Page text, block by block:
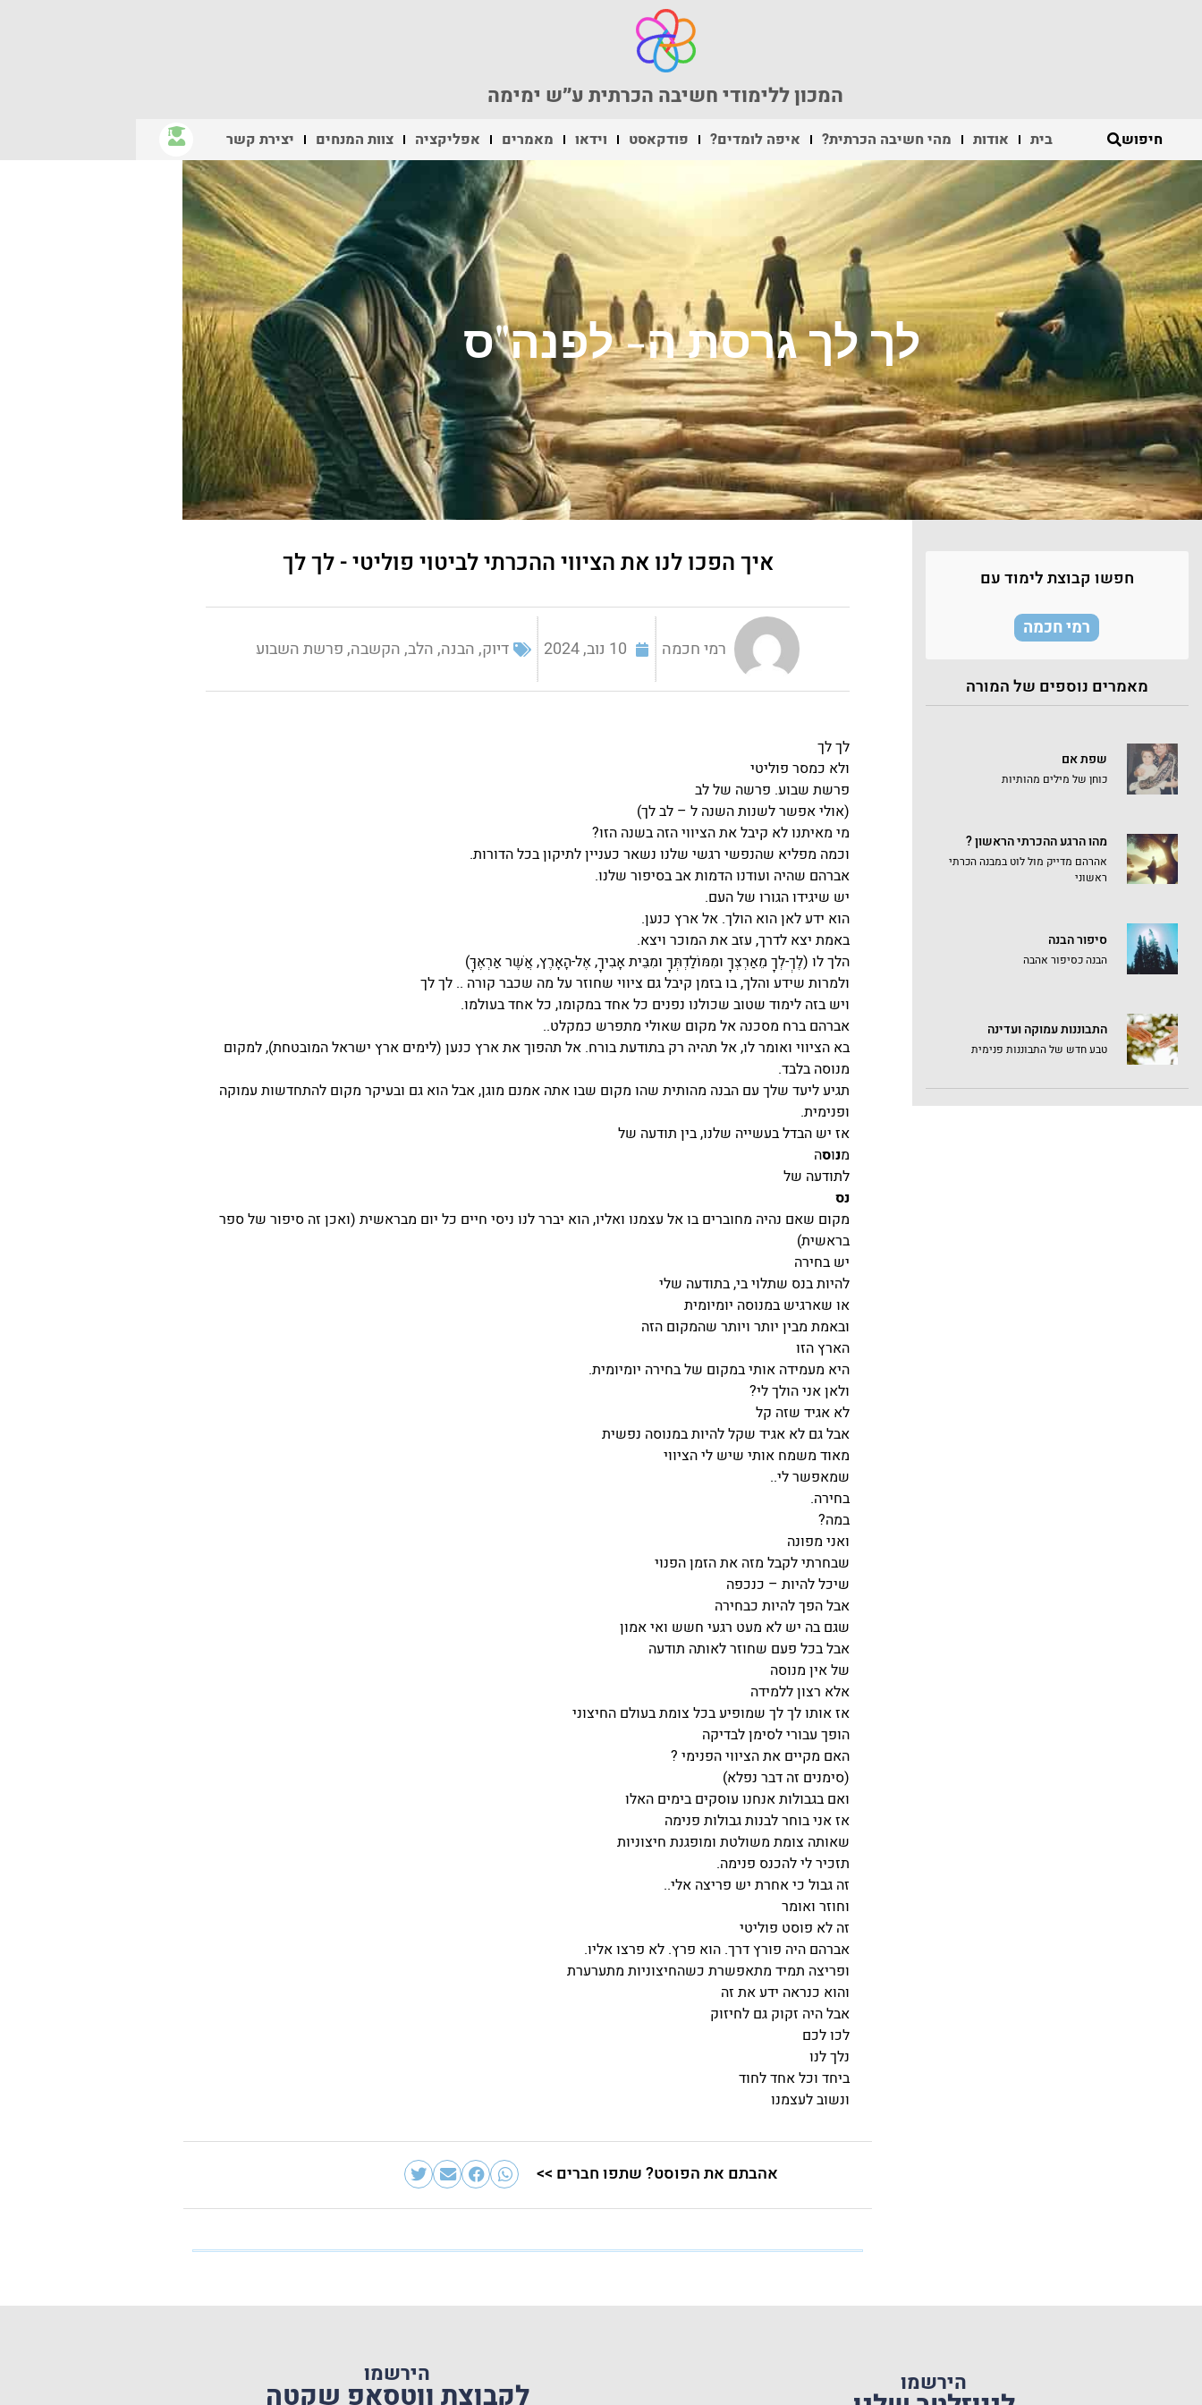
המכון ללימודי חשיבה הכרתית ע״ש ימימה
חיפוש בית אודות מהי חשיבה הכרתית? איפה לומדים? פודקאסט וידאו מאמרים אפליקציה צוות המנחים יצירת קשר
לך לך גרסת ה- לפנה"ס
חפשו קבוצת לימוד עם
רמי חכמה
מאמרים נוספים של המורה
שפת אם
כוחן של מילים מהותיות
מהו הרגע ההכרתי הראשון ?
אהרהם מדייק מול לוט במבנה הכרתי
ראשוני
סיפור הבנה
הבנה כסיפור אהבה
התבוננות עמוקה ועדינה
טבע חדש של התבוננות פנימית
איך הפכו לנו את הציווי ההכרתי לביטוי פוליטי - לך לך
רמי חכמה 10 נוב, 2024 דיוק,הבנה,הלב,הקשבה,פרשת השבוע
לך לך
ולא כמסר פוליטי
פרשת שבוע. פרשה של לב
(אולי אפשר לשנות השנה ל – לב לך)
מי מאיתנו לא קיבל את הציווי הזה בשנה הזו?
וכמה מפליא שהנפשי רגשי שלנו נשאר כעניין לתיקון בכל הדורות.
אברהם שהיה ועודנו הדמות אב בסיפור שלנו.
יש שיגידו הגורו של העם.
הוא ידע לאן הוא הולך. אל ארץ כנען.
באמת יצא לדרך, עזב את המוכר ויצא.
הלך לו (לֶךְ-לְךָ מֵאַרְצְךָ וּמִמּוֹלַדְתְּךָ וּמִבֵּית אָבִיךָ, אֶל-הָאָרֶץ, אֲשֶׁר אַרְאֶךָּ)
ולמרות שידע והלך, בו בזמן קיבל גם ציווי שחוזר על מה שכבר קורה .. לך לך
ויש בזה לימוד שטוב שכולנו נפנים כל אחד במקומו, כל אחד בעולמו.
אברהם ברח מסכנה אל מקום שאולי מתפרש כמקלט..
בא הציווי ואומר לו, אל תהיה רק בתודעת בורח. אל תהפוך את ארץ כנען (לימים ארץ ישראל המובטחת), למקום
מנוסה בלבד.
תגיע ליעד שלך עם הבנה מהותית שהו מקום שבו אתה אמנם מוגן, אבל הוא גם ובעיקר מקום להתחדשות עמוקה
ופנימית.
אז יש הבדל בעשייה שלנו, בין תודעה של
מנוסה
לתודעה של
נס
מקום שאם נהיה מחוברים בו אל עצמנו ואליו, הוא יברר לנו ניסי חיים כל יום מבראשית (ואכן זה סיפור של ספר
בראשית)
יש בחירה
להיות בנס שתלוי בי, בתודעה שלי
או שארגיש במנוסה יומיומית
ובאמת מבין יותר ויותר שהמקום הזה
הארץ הזו
היא מעמידה אותי במקום של בחירה יומיומית.
ולאן אני הולך לי?
לא אגיד שזה קל
אבל גם לא אגיד שקל להיות במנוסה נפשית
מאוד משמח אותי שיש לי הציווי
שמאפשר לי..
בחירה.
במה?
ואני מפונה
שבחרתי לקבל מזה את הזמן הפנוי
שיכל להיות – כנכפה
אבל הפך להיות כבחירה
שגם בה יש לא מעט רגעי חשש ואי אמון
אבל בכל פעם שחוזר לאותה תודעה
של אין מנוסה
אלא רצון ללמידה
אז אותו לך לך שמופיע בכל צומת בעולם החיצוני
הופך עבורי לסימן לבדיקה
האם מקיים את הציווי הפנימי ?
(סימנים זה דבר נפלא)
ואם בגבולות אנחנו עוסקים בימים האלו
אז אני בוחר לבנות גבולות פנימה
שאותה צומת משולטת ומופגנת חיצוניות
תזכיר לי להכנס פנימה.
זה גבול כי אחרת יש פריצה אלי..
וחוזר ואומר
זה לא פוסט פוליטי
אברהם היה פורץ דרך. הוא פרץ. לא פרצו אליו.
ופריצה תמיד מתאפשרת כשהחיצוניות מתערערת
והוא כנראה ידע את זה
אבל היה זקוק גם לחיזוק
לכו לכם
נלך לנו
ביחד וכל אחד לחוד
ונשוב לעצמנו
אהבתם את הפוסט? שתפו חברים >>
הירשמו הירשמו
לקבוצת ווטסאפ שקטה